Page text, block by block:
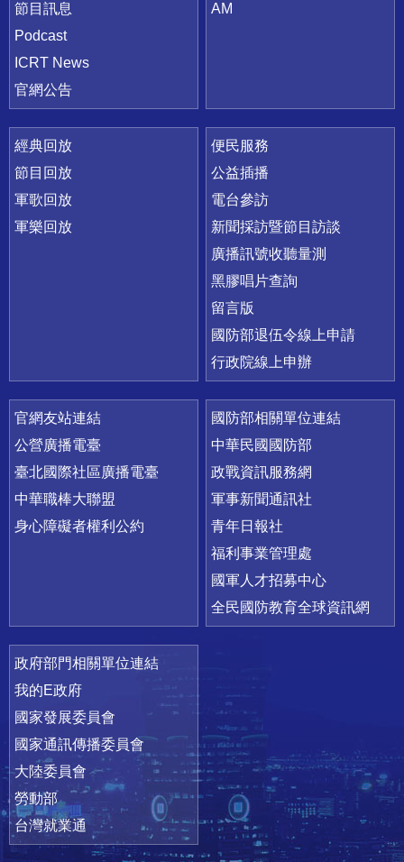
節目訊息
Podcast
ICRT News
官網公告
AM
經典回放
節目回放
軍歌回放
軍樂回放
便民服務
公益插播
電台參訪
新聞採訪暨節目訪談
廣播訊號收聽量測
黑膠唱片查詢
留言版
國防部退伍令線上申請
行政院線上申辦
官網友站連結
公營廣播電臺
臺北國際社區廣播電臺
中華職棒大聯盟
身心障礙者權利公約
國防部相關單位連結
中華民國國防部
政戰資訊服務網
軍事新聞通訊社
青年日報社
福利事業管理處
國軍人才招募中心
全民國防教育全球資訊網
政府部門相關單位連結
我的E政府
國家發展委員會
國家通訊傳播委員會
大陸委員會
勞動部
台灣就業通